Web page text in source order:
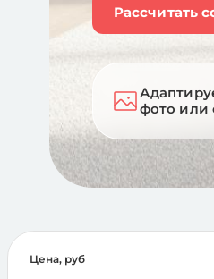
Рассчитать
фото или
Цена, руб